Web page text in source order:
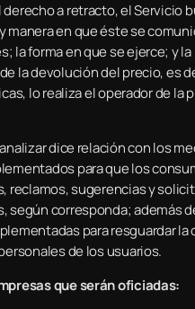
a retracto, el Servicio
manera en que éste se
la forma en que se ejerce; y
la devolución del precio, es
lo realiza el operador de la
dice relación con los
para que los
reclamos, sugerencias y
según corresponda; además
para resguardar
de los usuarios.
que serán oficiadas: